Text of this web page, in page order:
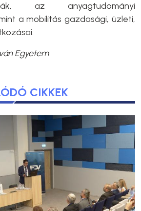
az anyagtudományi
a mobilitás gazdasági, üzleti,
Egyetem
CIKKEK